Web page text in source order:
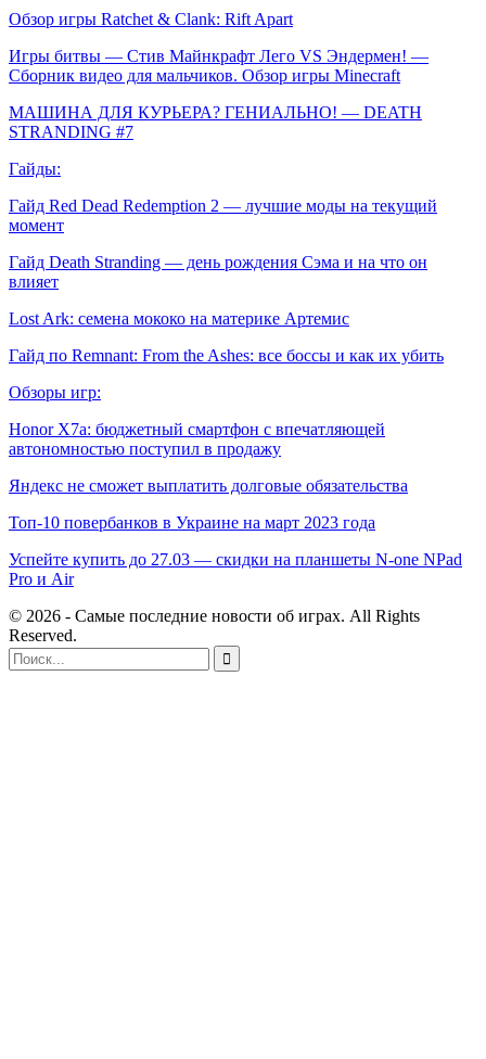
Обзор игры Ratchet & Clank: Rift Apart
Игры битвы — Стив Майнкрафт Лего VS Эндермен! —
Сборник видео для мальчиков. Обзор игры Minecraft
МАШИНА ДЛЯ КУРЬЕРА? ГЕНИАЛЬНО! — DEATH
STRANDING #7
Гайды:
Гайд Red Dead Redemption 2 — лучшие моды на текущий
момент
Гайд Death Stranding — день рождения Сэма и на что он
влияет
Lost Ark: cемена мококо на материке Артемис
Гайд по Remnant: From the Ashes: все боссы и как их убить
Обзоры игр:
Honor X7a: бюджетный смартфон с впечатляющей
автономностью поступил в продажу
Яндекс не сможет выплатить долговые обязательства
Топ-10 повербанков в Украине на март 2023 года
Успейте купить до 27.03 — скидки на планшеты N-one NPad
Pro и Air
© 2026 - Самые последние новости об играх. All Rights
Reserved.